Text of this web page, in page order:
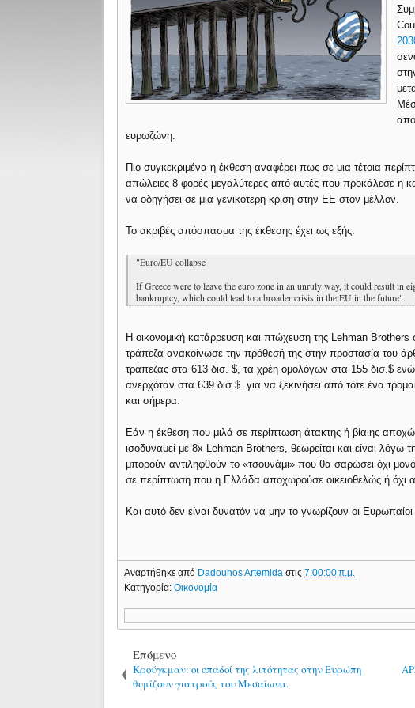
ευρωζώνη.
Πιο συγκεκριμένα η έκθεση αναφέρει πως σε μια τέτοια
απώλειες 8 φορές μεγαλύτερες από αυτές που προκάλεσε η
να οδηγήσει σε μια γενικότερη κρίση στην ΕΕ στον μέλλον.
Το ακριβές απόσπασμα της έκθεσης έχει ως εξής:
"Euro/EU collapse
If Greece were to leave the euro zone in an unruly way, it could result in
bankruptcy, which could lead to a broader crisis in the EU in the future".
Η οικονομική κατάρρευση και πτώχευση της Lehman Brothers
τράπεζα ανακοίνωσε την πρόθεσή της στην προστασία του
τράπεζας στα 613 δισ. $, τα χρέη ομολόγων στα 155 δισ.$
ανερχόταν στα 639 δισ.$. για να ξεκινήσει από τότε ένα
και σήμερα.
Εάν η έκθεση που μιλά σε περίπτωση άτακτης ή βίαιης
ισοδυναμεί με 8x Lehman Brothers, θεωρείται και είναι λόγω
μπορούν αντιληφθούν το «τσουνάμι» που θα σαρώσει όχι
σε περίπτωση που η Ελλάδα αποχωρούσε οικειοθελώς ή όχι
Και αυτό δεν είναι δυνατόν να μην το γνωρίζουν οι Ευρωπαίοι
Αναρτήθηκε από Dadouhos Artemidaστις7:00:00 π.μ.
Κατηγορία:Οικονομία
Επόμενο
Κρούγκμαν: οι οπαδοί της λιτότητας στην Ευρώπη
θυμίζουν γιατρούς του Μεσαίωνα.